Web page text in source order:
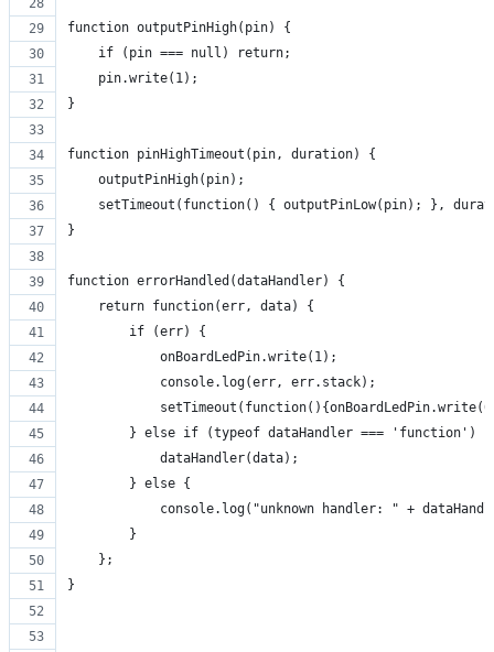
function outputPinHigh(pin) {
    if (pin === null) return;
    pin.write(1);
}
function pinHighTimeout(pin, duration) {
    outputPinHigh(pin);
setTimeout(function() { outputPinLow(pin); },
}
function errorHandled(dataHandler) {
    return function(err, data) {
        if (err) {
            onBoardLedPin.write(1);
            console.log(err, err.stack);
        } else if (typeof dataHandler === 'function') {
            dataHandler(data);
        } else {
console.log("unknown handler: " +
        }
    };
}